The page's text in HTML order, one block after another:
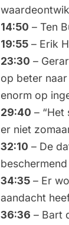
14:50 – Ten
19:55 – Erik
23:30 –
op beter
enorm op
29:40 – “Het
er niet
32:10 – De
beschermend
34:35 – Er
aandacht
36:36 – Bart